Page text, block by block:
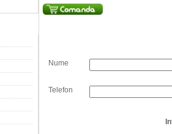
Nume
Telefon